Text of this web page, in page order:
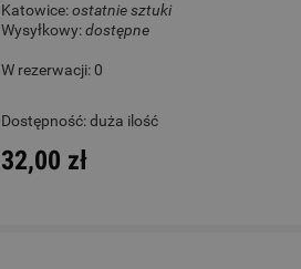
Katowice:ostatnie sztuki
Wysyłkowy:dostępne
W rezerwacji: 0
Dostępność:duża ilość
32,00 zł